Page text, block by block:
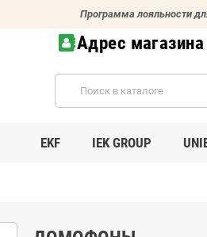
Программа лояльности
Адрес магазина
EKF IEK GROUP